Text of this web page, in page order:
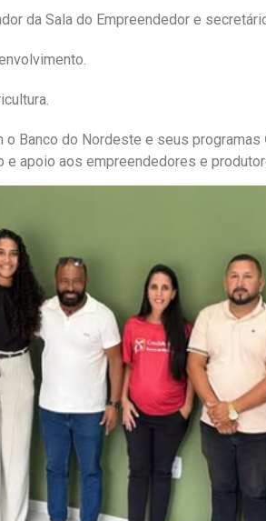
da Sala do Empreendedor e
Banco do Nordeste e seus programas
apoio aos empreendedores e